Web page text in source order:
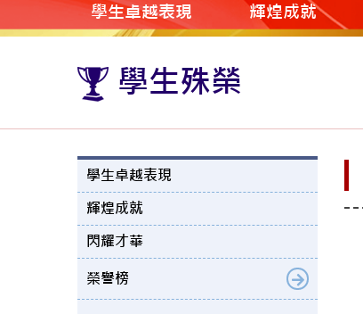
學生卓越表現 輝煌成就
學生殊榮
學生卓越表現
輝煌成就
閃耀才華
榮譽榜